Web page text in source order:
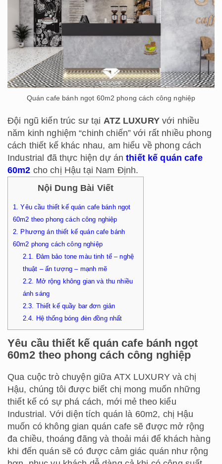
Quán cafe bánh ngọt 60m2 phong cách công nghiệp
Đội ngũ kiến trúc sư tại ATZ LUXURYvới nhiều
năm kinh nghiệm “chinh chiến” với rất nhiều phong
cách thiết kế khác nhau, am hiểu về phong cách
Industrial đã thực hiện dự ánthiết kế quán cafe
60m2 cho chị Hậu tại Nam Định.
Nội Dung Bài Viết
1. Yêu cầu thiết kế quán cafe bánh ngọt
60m2 theo phong cách công nghiệp
2. Phương án thiết kế quán cafe bánh
60m2 phong cách công nghiệp
2.1. Đảm bảo tone màu tinh tế – nghệ
thuật – ấn tượng – mạnh mẽ
2.2. Mở rộng không gian và thu nhiều
ánh sáng
2.3. Thiết kế quầy bar đơn giản
2.4. Hệ thống bóng đèn đồng nhất
Yêu cầu thiết kế quán cafe bánh ngọt
60m2 theo phong cách công nghiệp
Qua cuộc trò chuyện giữa ATX LUXURY và chị
Hậu, chúng tôi được biết chị mong muốn những
thiết kế có sự phá cách, mới mẻ theo kiểu
Industrial. Với diện tích quán là 60m2, chị Hậu
muốn có không gian quán cafe sẽ được mở rộng
đa chiều, thoáng đãng và thoải mái để khách hàng
khi đến quán sẽ có được cảm giác quán như rộng